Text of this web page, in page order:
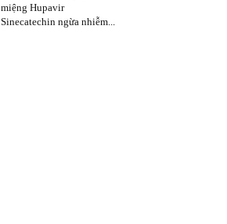
miệng Hupavir
Sinecatechin ngừa nhiễm...